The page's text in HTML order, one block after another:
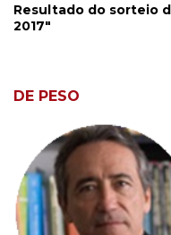
Resultado do sorteio
2017"
DE PESO